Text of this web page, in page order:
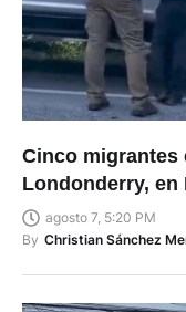
Cinco migrantes
Londonderry, en
agosto 7, 5:20 PM
By Christian Sánchez